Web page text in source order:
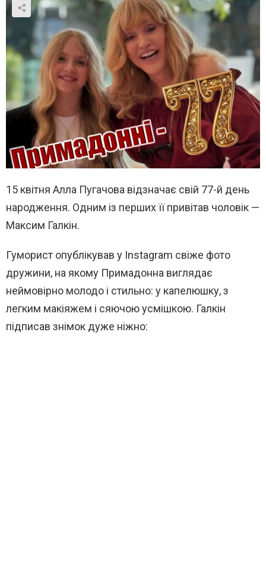
15 квітня Алла Пугачова відзначає свій 77-й день
народження. Одним із перших її привітав чоловік —
Максим Галкін.
Гуморист опублікував у Instagram свіже фото
дружини, на якому Примадонна виглядає
неймовірно молодо і стильно: у капелюшку, з
легким макіяжем і сяючою усмішкою. Галкін
підписав знімок дуже ніжно: